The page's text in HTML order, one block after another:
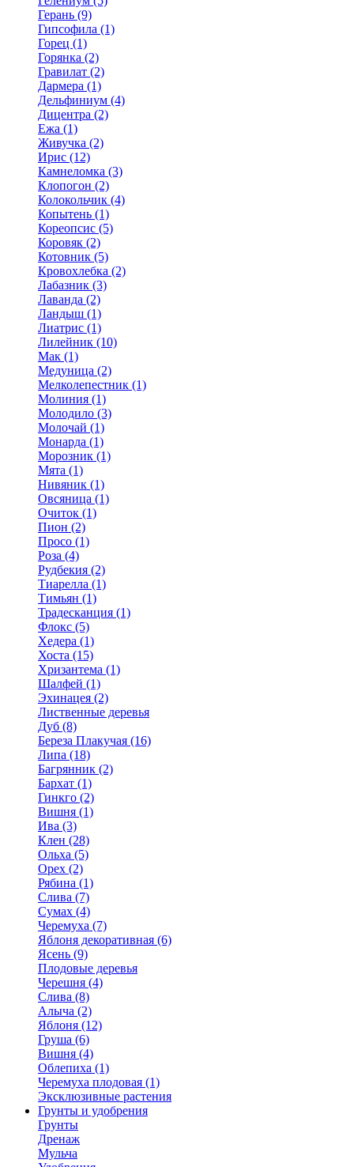
Герань (9)
Гипсофила (1)
Горец (1)
Горянка (2)
Гравилат (2)
Дармера (1)
Дельфиниум (4)
Дицентра (2)
Ежа (1)
Живучка (2)
Ирис (12)
Камнеломка (3)
Клопогон (2)
Колокольчик (4)
Копытень (1)
Кореопсис (5)
Коровяк (2)
Котовник (5)
Кровохлебка (2)
Лабазник (3)
Лаванда (2)
Ландыш (1)
Лиатрис (1)
Лилейник (10)
Мак (1)
Медуница (2)
Мелколепестник (1)
Молиния (1)
Молодило (3)
Молочай (1)
Монарда (1)
Морозник (1)
Мята (1)
Нивяник (1)
Овсяница (1)
Очиток (1)
Пион (2)
Просо (1)
Роза (4)
Рудбекия (2)
Тиарелла (1)
Тимьян (1)
Традесканция (1)
Флокс (5)
Хедера (1)
Хоста (15)
Хризантема (1)
Шалфей (1)
Эхинацея (2)
Лиственные деревья
Дуб (8)
Береза Плакучая (16)
Липа (18)
Багрянник (2)
Бархат (1)
Гинкго (2)
Вишня (1)
Ива (3)
Клен (28)
Ольха (5)
Орех (2)
Рябина (1)
Слива (7)
Сумах (4)
Черемуха (7)
Яблоня декоративная (6)
Ясень (9)
Плодовые деревья
Черешня (4)
Слива (8)
Алыча (2)
Яблоня (12)
Груша (6)
Вишня (4)
Облепиха (1)
Черемуха плодовая (1)
Эксклюзивные растения
Грунты и удобрения
Грунты
Дренаж
Мульча